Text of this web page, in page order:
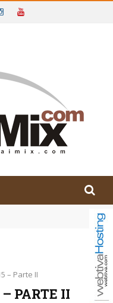
representam o Brasil no
– Parte II
PARTE II